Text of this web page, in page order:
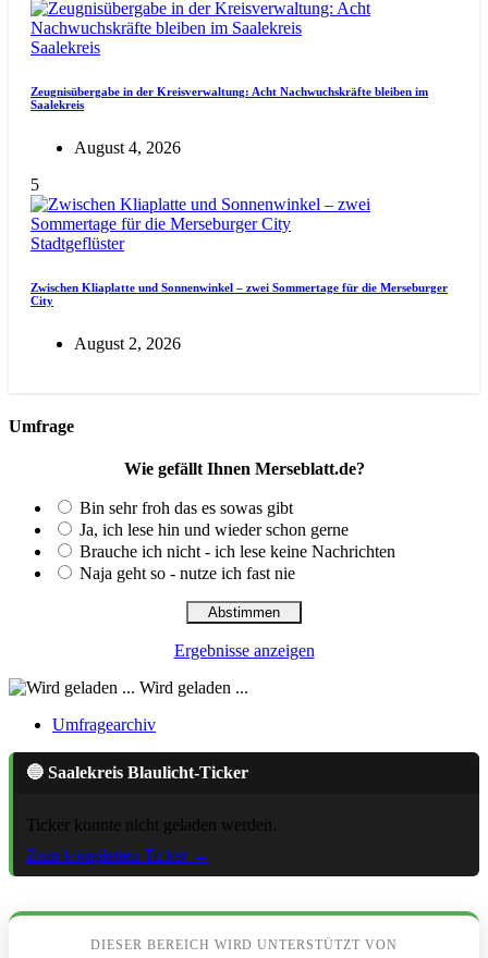
Saalekreis
Zeugnisübergabe in der Kreisverwaltung: Acht Nachwuchskräfte bleiben im
Saalekreis
August 4, 2026
5
Stadtgeflüster
Zwischen Kliaplatte und Sonnenwinkel – zwei Sommertage für die Merseburger
City
August 2, 2026
Umfrage
Wie gefällt Ihnen Merseblatt.de?
Bin sehr froh das es sowas gibt
Ja, ich lese hin und wieder schon gerne
Brauche ich nicht - ich lese keine Nachrichten
Naja geht so - nutze ich fast nie
Ergebnisse anzeigen
Wird geladen ...
Umfragearchiv
🔵 Saalekreis Blaulicht-Ticker
Ticker konnte nicht geladen werden.
Zum kompletten Ticker →
DIESER BEREICH WIRD UNTERSTÜTZT VON